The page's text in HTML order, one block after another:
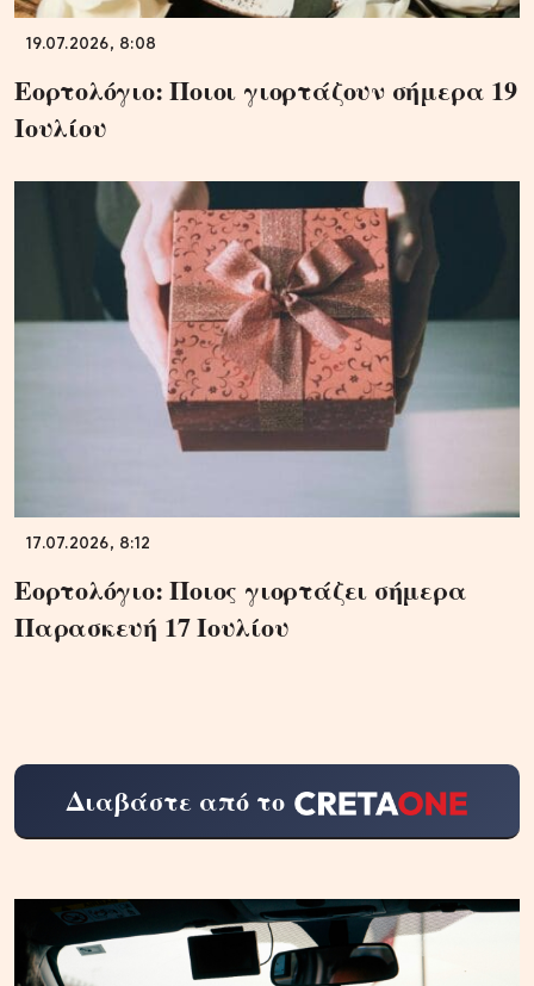
19.07.2026, 8:08
Εορτολόγιο: Ποιοι γιορτάζουν σήμερα 19
Ιουλίου
17.07.2026, 8:12
Εορτολόγιο: Ποιος γιορτάζει σήμερα
Παρασκευή 17 Ιουλίου
Διαβάστε από το